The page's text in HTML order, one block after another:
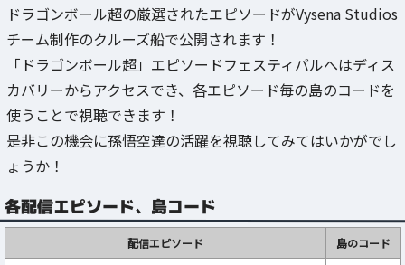
ドラゴンボール超の厳選されたエピソードがVysena Studios
チーム制作のクルーズ船で公開されます！
「ドラゴンボール超」エピソードフェスティバルへはディス
カバリーからアクセスでき、各エピソード毎の島のコードを
使うことで視聴できます！
是非この機会に孫悟空達の活躍を視聴してみてはいかがでし
ょうか！
各配信エピソード、島コード
配信エピソード
島のコード